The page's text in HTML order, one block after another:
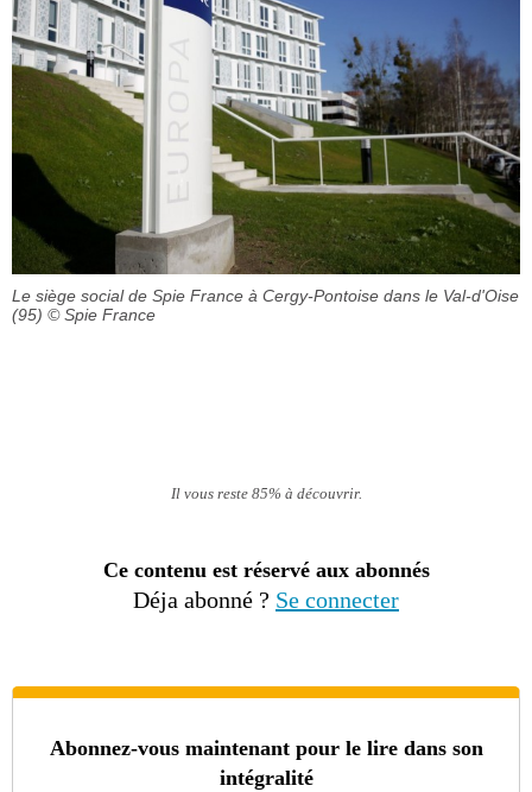
Le siège social de Spie France à Cergy-Pontoise dans le Val-d'Oise
(95) © Spie France
Il vous reste 85% à découvrir.
Ce contenu est réservé aux abonnés
Déja abonné ? Se connecter
Abonnez-vous maintenant pour le lire dans son
intégralité